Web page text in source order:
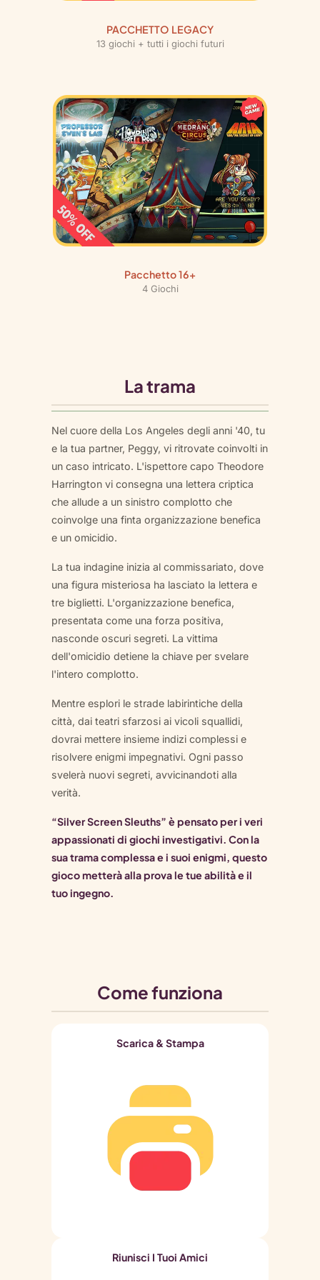
PACCHETTO LEGACY
13 giochi + tutti i giochi futuri
Pacchetto 16+
4 Giochi
La trama
Nel cuore della Los Angeles degli anni '40, tu
e la tua partner, Peggy, vi ritrovate coinvolti in
un caso intricato. L'ispettore capo Theodore
Harrington vi consegna una lettera criptica
che allude a un sinistro complotto che
coinvolge una finta organizzazione benefica
e un omicidio.
La tua indagine inizia al commissariato, dove
una figura misteriosa ha lasciato la lettera e
tre biglietti. L'organizzazione benefica,
presentata come una forza positiva,
nasconde oscuri segreti. La vittima
dell'omicidio detiene la chiave per svelare
l'intero complotto.
Mentre esplori le strade labirintiche della
città, dai teatri sfarzosi ai vicoli squallidi,
dovrai mettere insieme indizi complessi e
risolvere enigmi impegnativi. Ogni passo
svelerà nuovi segreti, avvicinandoti alla
verità.
“Silver Screen Sleuths” è pensato per i veri
appassionati di giochi investigativi. Con la
sua trama complessa e i suoi enigmi, questo
gioco metterà alla prova le tue abilità e il
tuo ingegno.
Come funziona
Scarica & Stampa
Riunisci I Tuoi Amici